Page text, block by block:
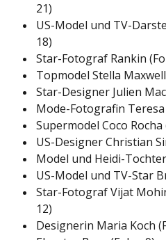
21)
US-Model und TV-
18)
Star-Fotograf Rankin
Topmodel Stella
Star-Designer Julien
Mode-Fotografin Teresa
Supermodel Coco Rocha
US-Designer Christian
Model und Heidi-Tochter
US-Model und TV-Star
Star-Fotograf Vijat
12)
Designerin Maria Koch